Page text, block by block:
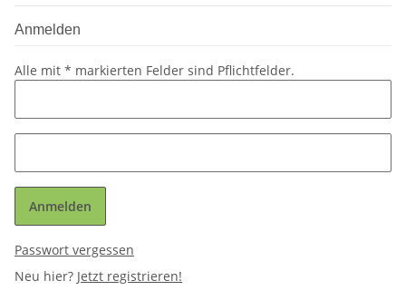
Anmelden
Alle mit * markierten Felder sind Pflichtfelder.
Anmelden
Passwort vergessen
Neu hier? Jetzt registrieren!